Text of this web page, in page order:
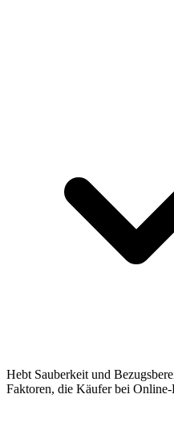
Hebt Sauberkeit und
Faktoren, die Käufer bei